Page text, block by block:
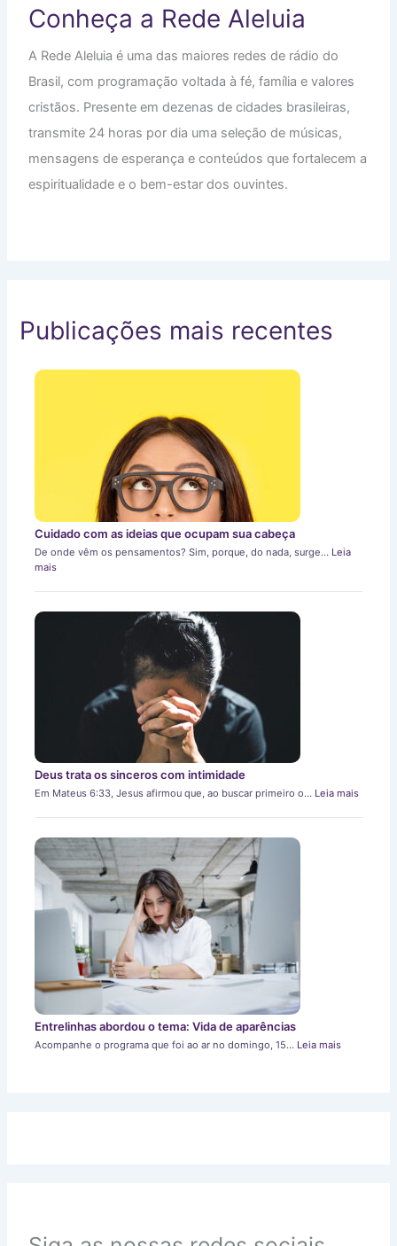
Conheça a Rede Aleluia
A Rede Aleluia é uma das maiores redes de rádio do
Brasil, com programação voltada à fé, família e valores
cristãos. Presente em dezenas de cidades brasileiras,
transmite 24 horas por dia uma seleção de músicas,
mensagens de esperança e conteúdos que fortalecem a
espiritualidade e o bem-estar dos ouvintes.
Publicações mais recentes
Cuidado com as ideias que ocupam sua cabeça
De onde vêm os pensamentos? Sim, porque, do nada, surge… Leia
mais
Deus trata os sinceros com intimidade
Em Mateus 6:33, Jesus afirmou que, ao buscar primeiro o… Leia mais
Entrelinhas abordou o tema: Vida de aparências
Acompanhe o programa que foi ao ar no domingo, 15… Leia mais